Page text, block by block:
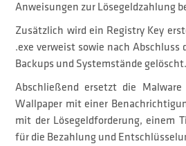
Anweisungen zur Lösegeldzahlung
Zusätzlich wird ein Registry Key
.exe verweist sowie nach Abschluss
Backups und Systemstände gelöscht.
Abschließend ersetzt die
Wallpaper mit einer
mit der Lösegeldforderung, einem
für die Bezahlung und